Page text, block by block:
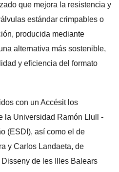
que mejora la resistencia y
estándar crimpables o
producida mediante
alternativa más sostenible,
y eficiencia del formato
con un Accésit los
la Universidad Ramón Llull -
(ESDI), así como el de
y Carlos Landaeta, de
Disseny de les Illes Balears